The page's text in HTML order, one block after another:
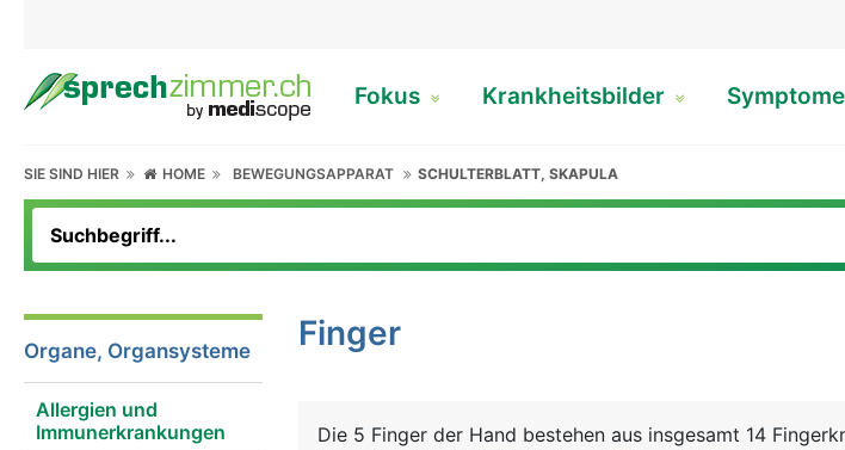
Fokus Krankheitsbilder Symptome
SIE SIND HIER HOME BEWEGUNGSAPPARAT SCHULTERBLATT, SKAPULA
Organe, Organsysteme
Allergien und
Immunerkrankungen
Finger
Die 5 Finger der Hand bestehen aus insgesamt 14